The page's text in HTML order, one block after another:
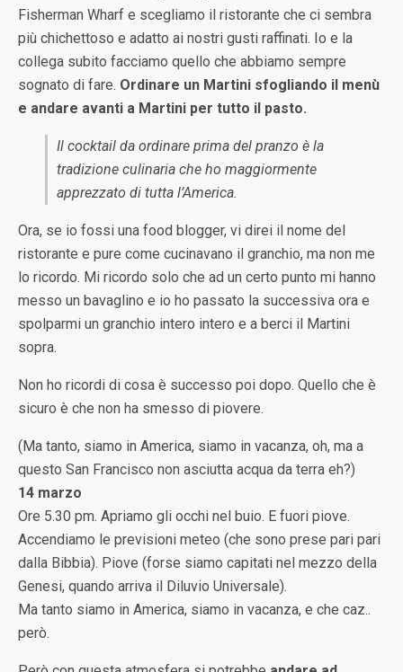
Fisherman Wharf e scegliamo il ristorante che ci sembra
più chichettoso e adatto ai nostri gusti raffinati. Io e la
collega subito facciamo quello che abbiamo sempre
sognato di fare. Ordinare un Martini sfogliando il menù
e andare avanti a Martini per tutto il pasto.
Il cocktail da ordinare prima del pranzo è la
tradizione culinaria che ho maggiormente
apprezzato di tutta l’America.
Ora, se io fossi una food blogger, vi direi il nome del
ristorante e pure come cucinavano il granchio, ma non me
lo ricordo. Mi ricordo solo che ad un certo punto mi hanno
messo un bavaglino e io ho passato la successiva ora e
spolparmi un granchio intero intero e a berci il Martini
sopra.
Non ho ricordi di cosa è successo poi dopo. Quello che è
sicuro è che non ha smesso di piovere.
(Ma tanto, siamo in America, siamo in vacanza, oh, ma a
questo San Francisco non asciutta acqua da terra eh?)
14 marzo
Ore 5.30 pm. Apriamo gli occhi nel buio. E fuori piove.
Accendiamo le previsioni meteo (che sono prese pari pari
dalla Bibbia). Piove (forse siamo capitati nel mezzo della
Genesi, quando arriva il Diluvio Universale).
Ma tanto siamo in America, siamo in vacanza, e che caz..
però.